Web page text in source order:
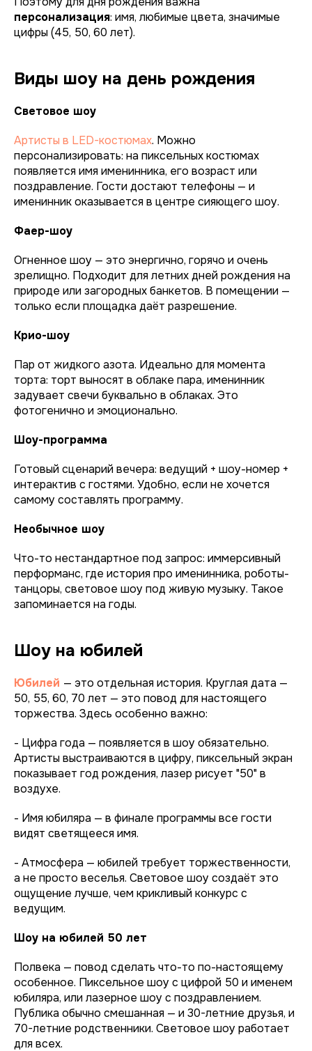
персонализация: имя, любимые цвета, значимые
цифры (45, 50, 60 лет).
Виды шоу на день рождения
Световое шоу
Артисты в LED-костюмах. Можно
персонализировать: на пиксельных костюмах
появляется имя именинника, его возраст или
поздравление. Гости достают телефоны — и
именинник оказывается в центре сияющего шоу.
Фаер-шоу
Огненное шоу — это энергично, горячо и очень
зрелищно. Подходит для летних дней рождения на
природе или загородных банкетов. В помещении —
только если площадка даёт разрешение.
Крио-шоу
Пар от жидкого азота. Идеально для момента
торта: торт выносят в облаке пара, именинник
задувает свечи буквально в облаках. Это
фотогенично и эмоционально.
Шоу-программа
Готовый сценарий вечера: ведущий + шоу-номер +
интерактив с гостями. Удобно, если не хочется
самому составлять программу.
Необычное шоу
Что-то нестандартное под запрос: иммерсивный
перформанс, где история про именинника, роботы-
танцоры, световое шоу под живую музыку. Такое
запоминается на годы.
Шоу на юбилей
Юбилей — это отдельная история. Круглая дата —
50, 55, 60, 70 лет — это повод для настоящего
торжества. Здесь особенно важно:
- Цифра года — появляется в шоу обязательно.
Артисты выстраиваются в цифру, пиксельный экран
показывает год рождения, лазер рисует "50" в
воздухе.
- Имя юбиляра — в финале программы все гости
видят светящееся имя.
- Атмосфера — юбилей требует торжественности,
а не просто веселья. Световое шоу создаёт это
ощущение лучше, чем крикливый конкурс с
ведущим.
Шоу на юбилей 50 лет
Полвека — повод сделать что-то по-настоящему
особенное. Пиксельное шоу с цифрой 50 и именем
юбиляра, или лазерное шоу с поздравлением.
Публика обычно смешанная — и 30-летние друзья, и
70-летние родственники. Световое шоу работает
для всех.